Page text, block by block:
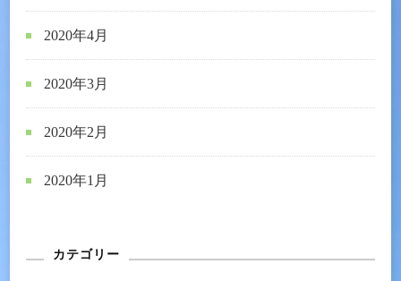
2020年4月
2020年3月
2020年2月
2020年1月
カテゴリー